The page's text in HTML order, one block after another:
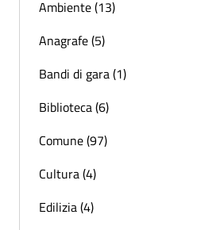
Ambiente (13)
Anagrafe (5)
Bandi di gara (1)
Biblioteca (6)
Comune (97)
Cultura (4)
Edilizia (4)